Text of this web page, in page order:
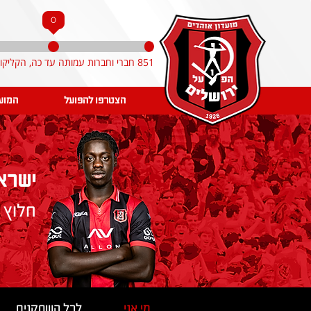
0
851 חברי וחברות עמותה עד כה, הקליקו והצטרפו!
הצטרפו להפועל
חלוץ